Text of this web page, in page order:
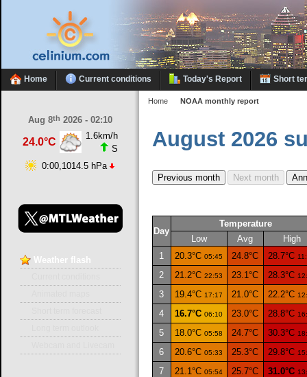
Home Current conditions Today's Report Short
Home NOAA monthly report
August 2026
Day
Temperature
Low
Avg
High
1
20.3°C05:45 24.8°C 28.7°C
2 21.2°C22:53 23.1°C 28.3°C
3 19.4°C 17:17 21.0°C 22.2°C
4 16.7°C06:10 23.0°C 28.8°C
5 18.0°C05:58 24.7°C 30.3°C
6 20.6°C05:33 25.3°C 29.8°C
7 21.1°C05:54 25.7°C 31.0°C
Aug 8th 2026 - 02:10
24.0°C
1.6km/h
S
0:00,1014.5 hPa
Weather flash